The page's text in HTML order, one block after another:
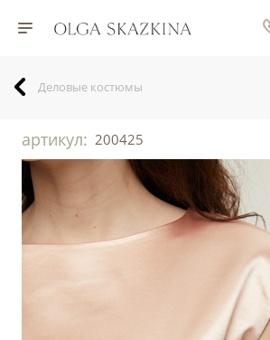
Деловые костюмы
артикул: 200425